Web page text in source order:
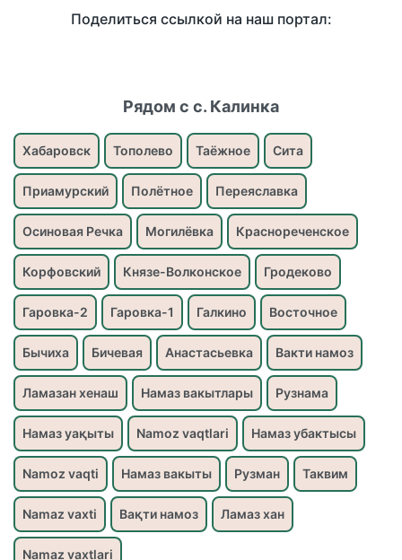
Поделиться ссылкой на наш портал:
Рядом с с. Калинка
Хабаровск Тополево Таёжное Сита
Приамурский Полётное Переяславка
Осиновая Речка Могилёвка Краснореченское
Корфовский Князе-Волконское Гродеково
Гаровка-2 Гаровка-1 Галкино Восточное
Бычиха Бичевая Анастасьевка Вакти намоз
Ламазан хенаш Намаз вакытлары Рузнама
Намаз уақыты Namoz vaqtlari Намаз убактысы
Namoz vaqti Намаз вакыты Рузман Таквим
Namaz vaxti Вақти намоз Ламаз хан
Namaz vaxtlari